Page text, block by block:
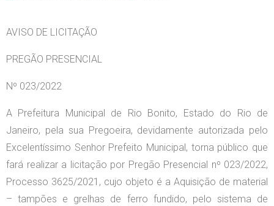
AVISO DE LICITAÇÃO
PREGÃO PRESENCIAL
Nº 023/2022
A Prefeitura Municipal de Rio Bonito, Estado do Rio de
Janeiro, pela sua Pregoeira, devidamente autorizada pelo
Excelentíssimo Senhor Prefeito Municipal, torna público que
fará realizar a licitação por Pregão Presencial nº 023/2022,
Processo 3625/2021, cujo objeto é a Aquisição de material
– tampões e grelhas de ferro fundido, pelo sistema de